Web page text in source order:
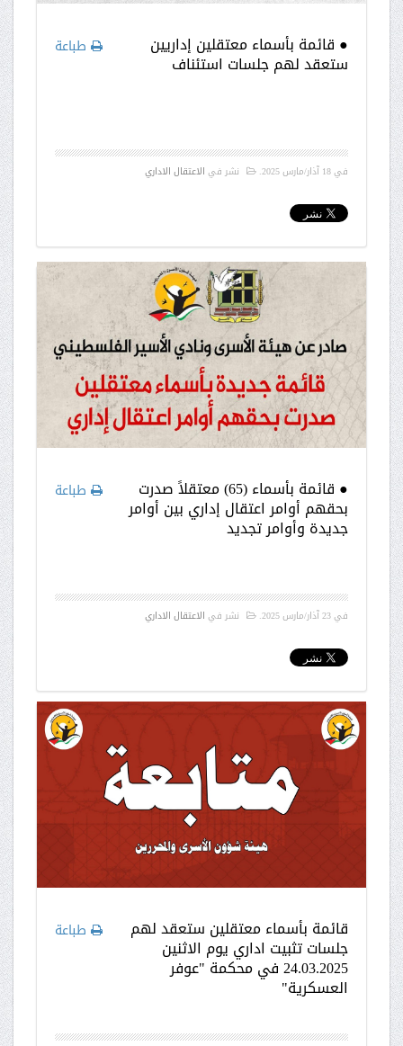
طباعة ● قائمة بأسماء معتقلين إداريين
ستعقد لهم جلسات استئناف
في18 آذار/مارس 2025 . نشر في الاعتقال الاداري
طباعة ● قائمة بأسماء (65) معتقلاً صدرت
بحقهم أوامر اعتقال إداري بين أوامر
جديدة وأوامر تجديد
في23 آذار/مارس 2025 . نشر في الاعتقال الاداري
طباعة قائمة بأسماء معتقلين ستعقد لهم
جلسات تثبيت اداري يوم الاثنين
24.03.2025 في محكمة "عوفر
العسكرية"